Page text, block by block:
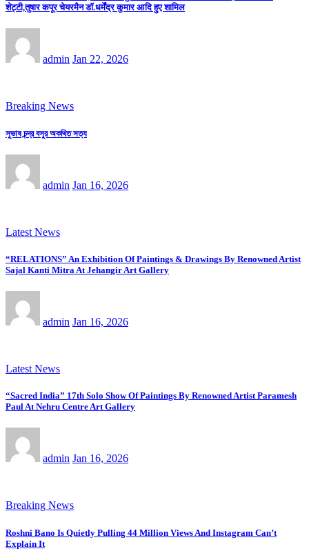
शेट्टी,तुषार कपूर चेयरमैन डॉ.धर्मेंद्र कुमार आदि हुए शामिल
admin Jan 22, 2026
Breaking News
সুভাষ চন্দ্র বসুর অকথিত সত্য
admin Jan 16, 2026
Latest News
“RELATIONS” An Exhibition Of Paintings & Drawings By Renowned Artist
Sajal Kanti Mitra At Jehangir Art Gallery
admin Jan 16, 2026
Latest News
“Sacred India” 17th Solo Show Of Paintings By Renowned Artist Paramesh
Paul At Nehru Centre Art Gallery
admin Jan 16, 2026
Breaking News
Roshni Bano Is Quietly Pulling 44 Million Views And Instagram Can’t
Explain It